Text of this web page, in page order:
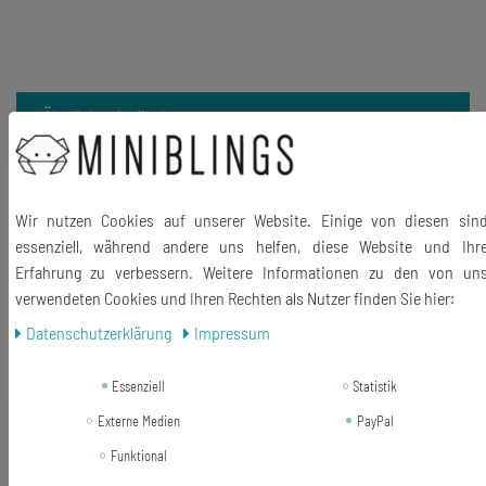
Ähnliche Artikel
-28%
Wassermelone Ring Miniblings
Obst Melonenstück
14,99 €
10,79 € *
In den Warenkorb
Wir nutzen Cookies auf unserer Website. Einige von diesen
essenziell, während andere uns helfen, diese Website und
Erfahrung zu verbessern. Weitere Informationen zu den von
verwendeten Cookies und Ihren Rechten als Nutzer finden Sie hier:
Daten­schutz­erklärung
Impressum
Essenziell
Statistik
Externe Medien
PayPal
Funktional